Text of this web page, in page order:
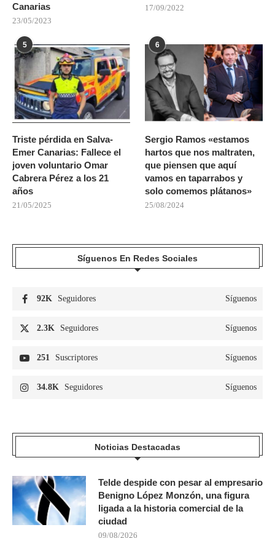
Canarias
23/05/2023
17/09/2022
5
Triste pérdida en Salva-
Emer Canarias: Fallece el
joven voluntario Omar
Cabrera Pérez a los 21
años
21/05/2025
6
Sergio Ramos «estamos
hartos que nos maltraten,
que piensen que aquí
vamos en taparrabos y
solo comemos plátanos»
25/08/2024
Síguenos En Redes Sociales
92K Seguidores Síguenos
2.3K Seguidores Síguenos
251 Suscriptores Síguenos
34.8K Seguidores Síguenos
Noticias Destacadas
Telde despide con pesar al empresario
Benigno López Monzón, una figura
ligada a la historia comercial de la
ciudad
09/08/2026